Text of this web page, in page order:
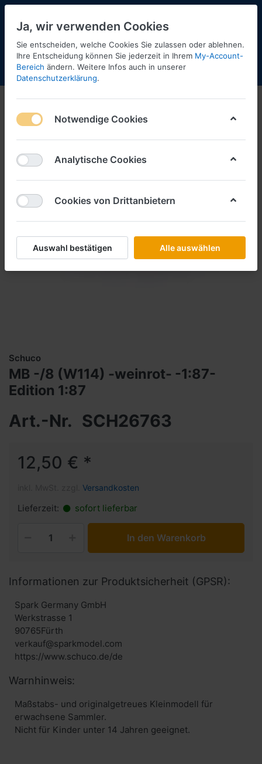
Menü Anmelden Shopaktualisierung
Schuco
MB -/8 (W114) -weinrot- -1:87-
Edition 1:87
Art.-Nr. SCH26763
12,50 € *
Versandkosten
Lieferzeit: sofort lieferbar
In den Warenkorb
Informationen zur Produktsicherheit (GPSR):
Spark Germany GmbH
Werkstrasse 1
90765Fürth
verkauf@sparkmodel.com
Warnhinweis:
Maßstabs- und originalgetreues Kleinmodell für
erwachsene Sammler.
Nicht für Kinder unter 14 Jahren geeignet.
Ja, wir verwenden Cookies
Sie entscheiden, welche Cookies Sie zulassen oder ablehnen.
Ihre Entscheidung können Sie jederzeit in Ihrem My-Account-
Bereich ändern. Weitere Infos auch in unserer
Datenschutzerklärung.
Notwendige Cookies
Analytische Cookies
Cookies von Drittanbietern
Auswahl bestätigen Alle auswählen